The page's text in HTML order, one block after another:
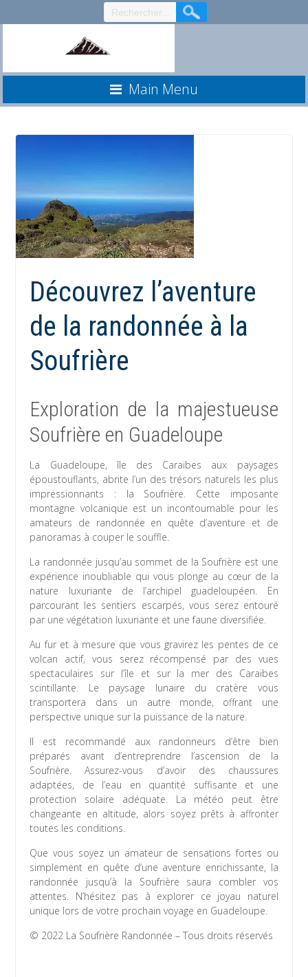
au
Main Menu
Découvrez l’aventure
de la randonnée à la
Soufrière
Exploration de la majestueuse
Soufrière en Guadeloupe
La Guadeloupe, île des Caraïbes aux paysages
époustouflants, abrite l’un des trésors naturels les plus
impressionnants : la Soufrière. Cette imposante
montagne volcanique est un incontournable pour les
amateurs de randonnée en quête d’aventure et de
panoramas à couper le souffle.
La randonnée jusqu’au sommet de la Soufrière est une
expérience inoubliable qui vous plonge au cœur de la
nature luxuriante de l’archipel guadeloupéen. En
parcourant les sentiers escarpés, vous serez entouré
par une végétation luxuriante et une faune diversifiée.
Au fur et à mesure que vous gravirez les pentes de ce
volcan actif, vous serez récompensé par des vues
spectaculaires sur l’île et sur la mer des Caraïbes
scintillante. Le paysage lunaire du cratère vous
transportera dans un autre monde, offrant une
perspective unique sur la puissance de la nature.
Il est recommandé aux randonneurs d’être bien
préparés avant d’entreprendre l’ascension de la
Soufrière. Assurez-vous d’avoir des chaussures
adaptées, de l’eau en quantité suffisante et une
protection solaire adéquate. La météo peut être
changeante en altitude, alors soyez prêts à affronter
toutes les conditions.
Que vous soyez un amateur de sensations fortes ou
simplement en quête d’une aventure enrichissante, la
randonnée jusqu’à la Soufrière saura combler vos
attentes. N’hésitez pas à explorer ce joyau naturel
unique lors de votre prochain voyage en Guadeloupe.
© 2022 La Soufrière Randonnée – Tous droits réservés